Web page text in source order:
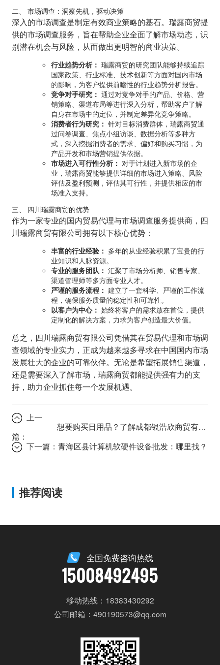
二、 市场调查：洞察先机，驱动决策
深入的市场调查是制定有效商业策略的基石。瑞露商贸提
供的市场调查服务，旨在帮助企业全面了解市场动态，识
别潜在机会与风险，从而做出更明智的商业决策。
行业趋势分析： 瑞露商贸的研究团队能够持续追踪
国家政策、行业标准、技术创新等方面对国内市场
的影响，为客户提供前瞻性的行业趋势分析报告。
竞争对手研究： 通过对竞争对手的产品、价格、营
销策略、渠道布局等进行深入分析，帮助客户了解
自身在市场中的定位，并制定差异化竞争策略。
消费者行为研究： 针对目标消费群体，瑞露商贸通
过问卷调查、焦点小组访谈、数据分析等多种方
式，深入挖掘消费者的需求、偏好和购买习惯，为
产品开发和市场营销提供依据。
市场进入可行性分析： 对于计划进入新市场的企
业，瑞露商贸能够提供详细的市场进入策略、风险
评估及盈利预测，评估其可行性，并提供相应的市
场准入支持。
三、 四川瑞露商贸的优势
作为一家专业的国内贸易代理与市场调查服务提供商，四
川瑞露商贸有限公司拥有以下核心优势：
丰富的行业经验： 多年的从业经验积累了宝贵的行
业知识和人脉资源。
专业的服务团队： 汇聚了市场分析师、销售专家、
渠道管理师等多方面专业人才。
严谨的服务流程： 建立了一套科学、严谨的工作流
程，确保服务质量的稳定性和可靠性。
以客户为中心： 始终将客户的需求放在首位，提供
定制化的解决方案，力求为客户创造最大价值。
总之，四川瑞露商贸有限公司凭借其在贸易代理和市场调
查领域的专业实力，正成为越来越多寻求在中国国内市场
发展壮大的企业的可靠伙伴。无论是希望拓展销售渠道，
还是需要深入了解市场，瑞露商贸都能提供强有力的支
持，助力企业抓住每一个发展机遇。
上一
篇：
想要购买日用品？了解成都银浩欣商贸有限公司的优势！
下一篇：青海区县计算机软硬件设备批发：哪里找？
推荐阅读
全国免费咨询热线
15008492495
移动热线：18383430292
公司邮箱：490190573@qq.com